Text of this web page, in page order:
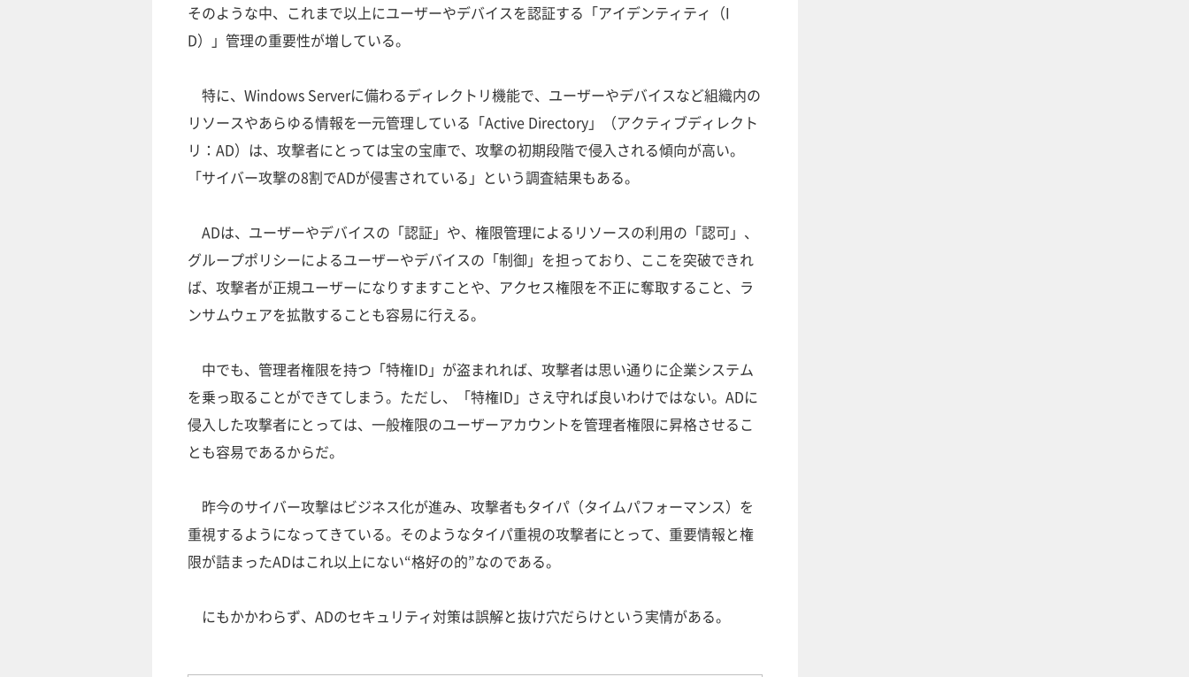
そのような中、これまで以上にユーザーやデバイスを認証する「アイデンティティ（I
D）」管理の重要性が増している。
特に、Windows Serverに備わるディレクトリ機能で、ユーザーやデバイスなど組織内の
リソースやあらゆる情報を一元管理している「Active Directory」（アクティブディレクト
リ：AD）は、攻撃者にとっては宝の宝庫で、攻撃の初期段階で侵入される傾向が高い。
「サイバー攻撃の8割でADが侵害されている」という調査結果もある。
ADは、ユーザーやデバイスの「認証」や、権限管理によるリソースの利用の「認可」、
グループポリシーによるユーザーやデバイスの「制御」を担っており、ここを突破できれ
ば、攻撃者が正規ユーザーになりすますことや、アクセス権限を不正に奪取すること、ラ
ンサムウェアを拡散することも容易に行える。
中でも、管理者権限を持つ「特権ID」が盗まれれば、攻撃者は思い通りに企業システム
を乗っ取ることができてしまう。ただし、「特権ID」さえ守れば良いわけではない。ADに
侵入した攻撃者にとっては、一般権限のユーザーアカウントを管理者権限に昇格させるこ
とも容易であるからだ。
昨今のサイバー攻撃はビジネス化が進み、攻撃者もタイパ（タイムパフォーマンス）を
重視するようになってきている。そのようなタイパ重視の攻撃者にとって、重要情報と権
限が詰まったADはこれ以上にない“格好の的”なのである。
にもかかわらず、ADのセキュリティ対策は誤解と抜け穴だらけという実情がある。